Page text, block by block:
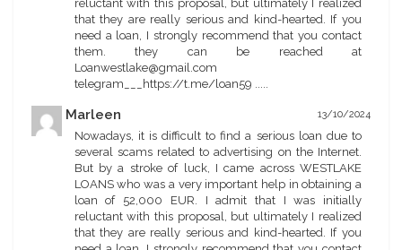
reluctant with this proposal, but ultimately I realized
that they are really serious and kind-hearted. If you
need a loan, I strongly recommend that you contact
them. they can be reached at
Loanwestlake@gmail.com
telegram___https://t.me/loan59 .....
Marleen 13/10/2024
Nowadays, it is difficult to find a serious loan due to
several scams related to advertising on the Internet.
But by a stroke of luck, I came across WESTLAKE
LOANS who was a very important help in obtaining a
loan of 52,000 EUR. I admit that I was initially
reluctant with this proposal, but ultimately I realized
that they are really serious and kind-hearted. If you